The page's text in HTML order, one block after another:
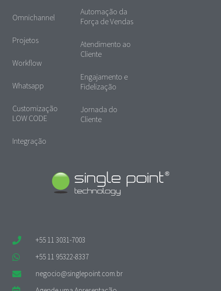
Omnichannel
Projetos
Workflow
Whatsapp
Customização
LOW CODE
Integração
Automação da
Força de Vendas
Atendimento ao
Cliente
Engajamento e
Fidelização
Jornada do
Cliente
+55 11 3031-7003
+55 11 95322-8337
negocio@singlepoint.com.br